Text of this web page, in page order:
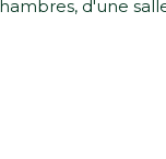
d'une